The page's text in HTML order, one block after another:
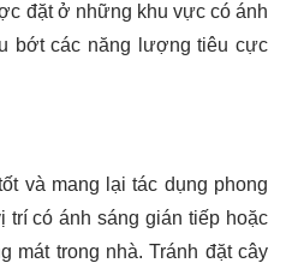
đặt ở những khu vực có ánh
bớt các năng lượng tiêu cực
và mang lại tác dụng phong
trí có ánh sáng gián tiếp hoặc
mát trong nhà. Tránh đặt cây